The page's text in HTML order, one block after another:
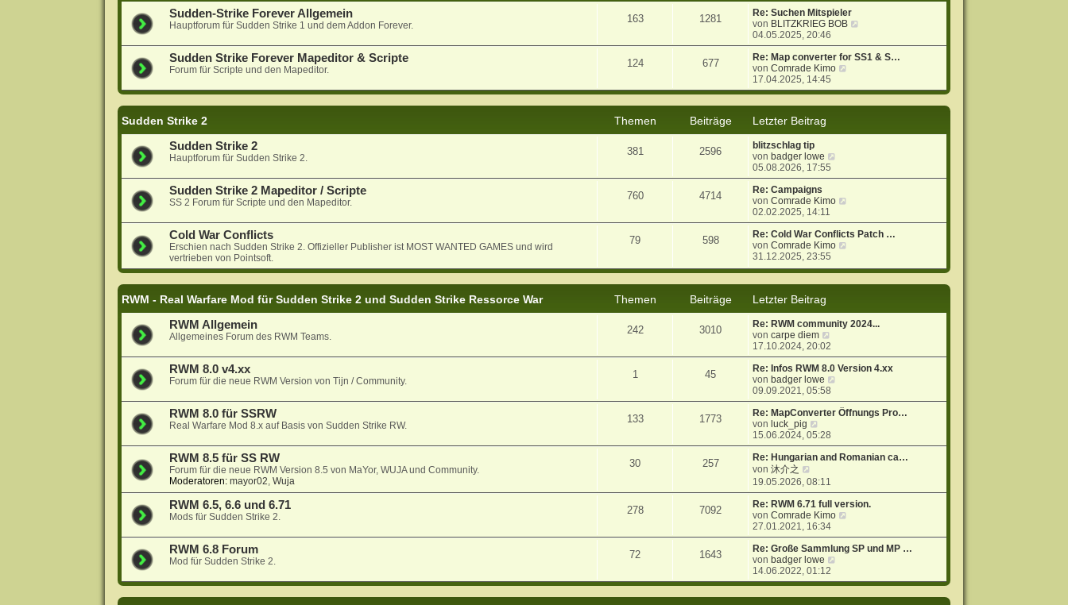
t
r
a
g
r
B
e
i
t
r
a
g
Sudden-Strike Forever Allgemein
Hauptforum für Sudden Strike 1 und dem Addon Forever.
163 1281
Re: Suchen Mitspieler
von BLITZKRIEG BOB
u
e
e
i
g
04.05.2025, 20:46
Sudden Strike Forever Mapeditor & Scripte
Forum für Scripte und den Mapeditor.
124 677
Re: Map converter for SS1 & S…
vonComrade Kimo
u
e
i
g
17.04.2025, 14:45
Sudden Strike 2 Themen Beiträge
Letzter Beitrag
Sudden Strike 2
Hauptforum für Sudden Strike 2.
381 2596
blitzschlag tip
von badger lowe
u
s
e
r
B
i
g
05.08.2026, 17:55
Sudden Strike 2 Mapeditor / Scripte
SS 2 Forum für Scripte und den Mapeditor.
760 4714
Re: Campaigns
vonComrade Kimo
u
e
e
i
g
02.02.2025, 14:11
Cold War Conflicts
Erschien nach Sudden Strike 2. Offizieller Publisher ist MOST WANTED GAMES und wird
vertrieben von Pointsoft.
79 598
Re: Cold War Conflicts Patch …
vonComrade Kimo
u
e
r
i
t
g
31.12.2025, 23:55
RWM - Real Warfare Mod für Sudden Strike 2 und Sudden Strike Ressorce War Themen Beiträge
Letzter Beitrag
RWM Allgemein
Allgemeines Forum des RWM Teams.
242 3010
Re: RWM community 2024...
voncarpe diem
u
e
s
e
r
i
t
g
17.10.2024, 20:02
RWM 8.0 v4.xx
Forum für die neue RWM Version von Tijn / Community.
1 45
Re: Infos RWM 8.0 Version 4.xx
von badger lowe
u
e
e
r
i
t
r
g
09.09.2021, 05:58
RWM 8.0 für SSRW
Real Warfare Mod 8.x auf Basis von Sudden Strike RW.
133 1773
Re: MapConverter Öffnungs Pro…
von luck_pig
e
u
e
t
e
r
B
e
i
t
r
a
g
15.06.2024, 05:28
RWM 8.5 für SS RW
Forum für die neue RWM Version 8.5 von MaYor, WUJA und Community.
Moderatoren: mayor02, Wuja
30 257
Re: Hungarian and Romanian ca…
von沐介之
e
u
e
s
t
e
r
B
e
i
19.05.2026, 08:11
RWM 6.5, 6.6 und 6.71
Mods für Sudden Strike 2.
278 7092
Re: RWM 6.71 full version.
vonComrade Kimo
u
e
e
27.01.2021, 16:34
RWM 6.8 Forum
Mod für Sudden Strike 2.
72 1643
Re: Große Sammlung SP und MP …
von badger lowe
u
14.06.2022, 01:12